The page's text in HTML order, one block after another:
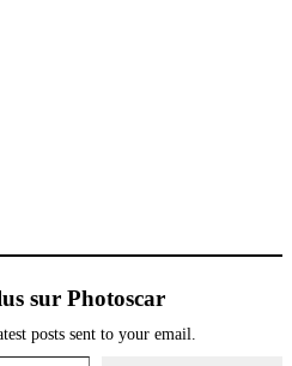
sur Photoscar
posts sent to your email.